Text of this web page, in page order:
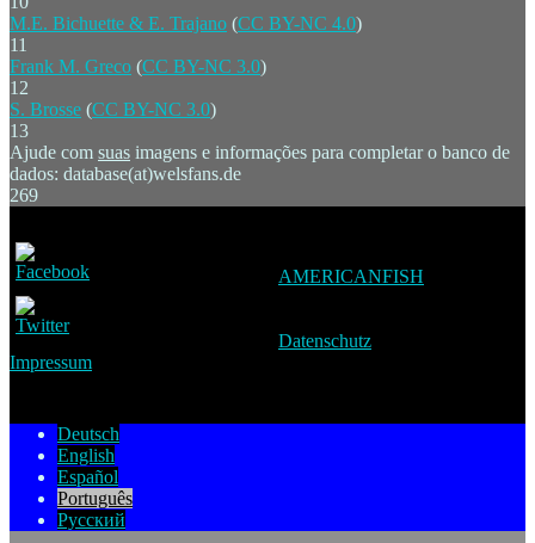
M.E. Bichuette & E. Trajano (CC BY-NC 4.0)
11
Frank M. Greco (CC BY-NC 3.0)
12
S. Brosse (CC BY-NC 3.0)
13
Ajude com suas imagens e informações para completar o banco de
dados: database(at)welsfans.de
269
AMERICANFISH
Datenschutz
Impressum
Deutsch
English
Español
Português
Русский